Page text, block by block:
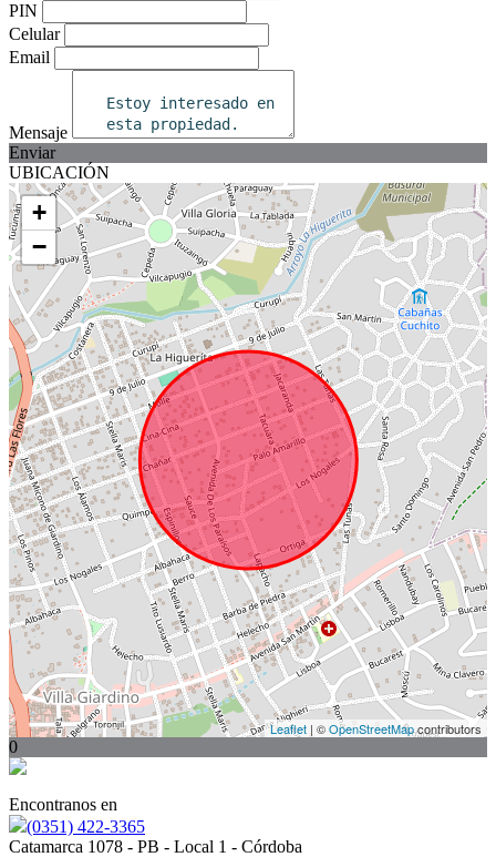
PIN
Celular
Email
Mensaje
Enviar
UBICACIÓN
+
−
Leaflet | ©OpenStreetMapcontributors
0
Encontranos en
(0351) 422-3365
Catamarca 1078 - PB - Local 1 - Córdoba